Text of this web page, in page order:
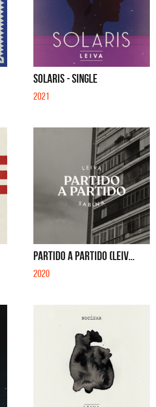
SOLARIS - SINGLE
2021
PARTIDO A PARTIDO (LEIV...
2020
TE VI - SINGLE